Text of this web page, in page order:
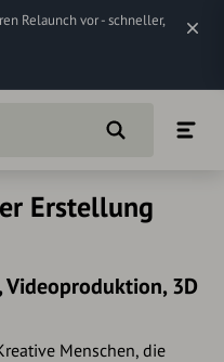
Relaunch vor - schneller,
Erstellung
Videoproduktion, 3D
Menschen, die